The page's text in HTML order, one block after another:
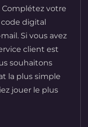
votre
digital
Si vous avez
client est
souhaitons
la plus simple
jouer le plus